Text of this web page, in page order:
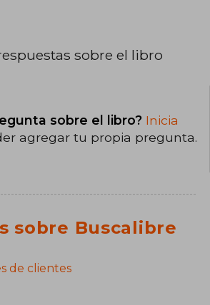
sobre el libro
sobre el libro? Inicia
agregar tu propia pregunta.
sobre Buscalibre
de clientes